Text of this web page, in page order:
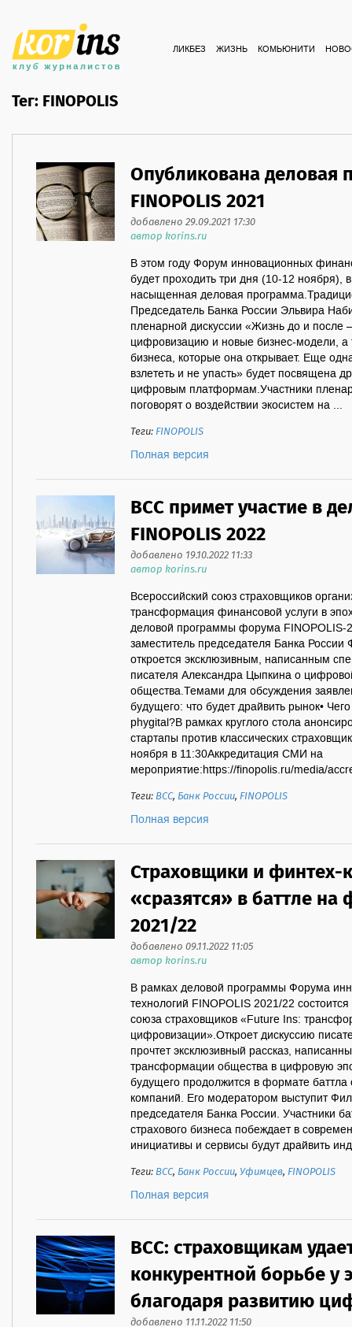
ЛИКБЕЗ ЖИЗНЬ КОМЬЮНИТИ
Тег: FINOPOLIS
Опубликована деловая
FINOPOLIS 2021
добавлено 29.09.2021 17:30
автор korins.ru
В этом году Форум инновационных
будет проходить три дня (10-12 ноября),
насыщенная деловая
Председатель Банка России Эльвира
пленарной дискуссии «Жизнь до и после
цифровизацию и новые бизнес-модели, а
бизнеса, которые она открывает. Еще
взлететь и не упасть» будет посвящена
цифровым платформам.Участники
поговорят о воздействии экосистем на ...
Теги:FINOPOLIS
Полная версия
ВСС примет участие в
FINOPOLIS 2022
добавлено 19.10.2022 11:33
автор korins.ru
Всероссийский союз страховщиков
трансформация финансовой услуги в
деловой программы форума FINOPOLIS-
заместитель председателя Банка России
откроется эксклюзивным, написанным
писателя Александра Цыпкина о
общества.Темами для обсуждения
будущего: что будет драйвить рынок•
phygital?В рамках круглого стола
стартапы против классических
ноября в 11:30Аккредитация СМИ на
мероприятие:https://finopolis.ru/media/
Теги:ВСС, Банк России, FINOPOLIS
Полная версия
Страховщики и финтех-
«сразятся» в баттле на
2021/22
добавлено 09.11.2022 11:05
автор korins.ru
В рамках деловой программы Форума
технологий FINOPOLIS 2021/22
союза страховщиков «Future Ins:
цифровизации».Откроет дискуссию
прочтет эксклюзивный рассказ,
трансформации общества в цифровую
будущего продолжится в формате
компаний. Его модератором выступит
председателя Банка России. Участники
страхового бизнеса побеждает в
инициативы и сервисы будут драйвить
Теги:ВСС, Банк России, Уфимцев, FINOPOLIS
Полная версия
ВСС: страховщикам
конкурентной борьбе у
благодаря развитию
добавлено 11.11.2022 11:50